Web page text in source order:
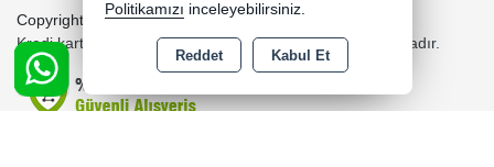
Copyright 2026 yedexe.com - Tüm hakları saklıdır.
Kredi kartı bilgileriniz 256bit SSL sertifikası ile korunmaktadır.
Politikamızı inceleyebilirsiniz.
Reddet Kabul Et